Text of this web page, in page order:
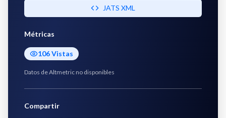
JATS XML
Métricas
106Vistas
Datos de Altmetric no disponibles
Compartir